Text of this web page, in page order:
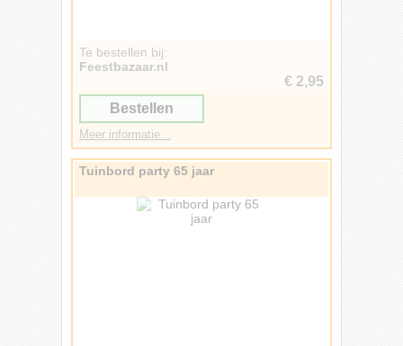
Te bestellen bij:
Feestbazaar.nl
€ 2,95
Bestellen
Meer informatie...
Tuinbord party 65 jaar